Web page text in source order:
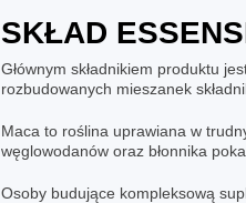
SKŁAD
Głównym składnikiem produktu
rozbudowanych mieszanek
Maca to roślina uprawiana w
węglowodanów oraz błonnika
Osoby budujące kompleksową